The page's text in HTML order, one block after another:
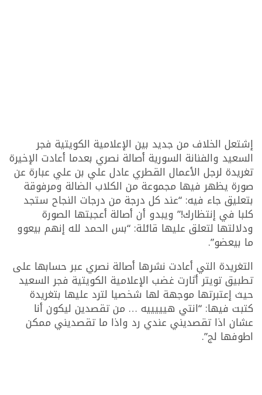
إشتعل الخلاف من جديد بين الإعلامية الكويتية فجر
السعيد والفنانة السورية أصالة نصري بعدما أعادت الإخيرة
تغريدة لرجل الأعمال القطري عادل علي بن علي عبارة عن
صورة يظهر فيها مجموعة من الكلاب الضالة ومرفوقة
بتعليق جاء فيه: “عند كل درجة من درجات النجاح ستجد
كلبا في إنتظارك!” ويبدو أن أصالة أعجبتها الصورة
ودلالتها لتعلق عليها قائلة: “بس الحمد لله إنهم بيعوو
ما بيعضو”.
التغريدة التي أعادت نشرها أصالة نصري عبر حسابها على
تطبيق تويتر أثارت غضب الإعلامية الكويتية فجر السعيد
حيث إعتبرتها موجهة لها شخصيا لترد عليها بتغريدة
كتبت فيها: “انتي هيييييه … من تقصدين ليكون أنا
عشان اذا تقصديني عندي رد واذا ما تقصديني ممكن
اطوفها لج”.